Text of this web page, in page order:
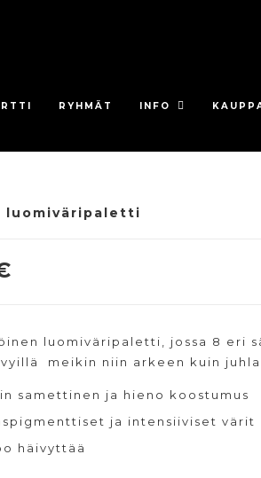
RYHMÄT INFO
luomiväripaletti
luomiväripaletti, jossa 8 eri
meikin niin arkeen kuin
samettinen ja hieno koostumus
ja intensiiviset värit
häivyttää